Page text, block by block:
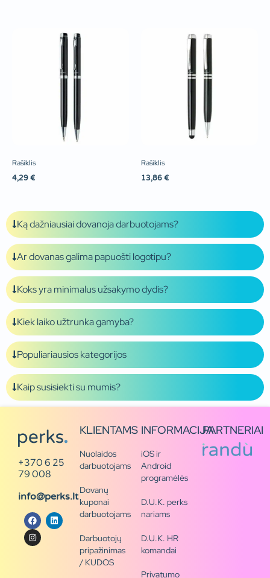
Rašiklis
4,29 €
Rašiklis
13,86 €
Ką dažniausiai dovanoja darbuotojams?
Ar dovanas galima papuošti logotipu?
Koks yra minimalus užsakymo dydis?
Kiek laiko užtrunka gamyba?
Populiariausios kategorijos
Kaip susisiekti su mumis?
+370 6 25
79 008
info@perks.lt
KLIENTAMS
Nuolaidos
darbuotojams
Dovanų
kuponai
darbuotojams
Darbuotojų
pripažinimas
/ KUDOS
INFORMACIJA
iOS ir
Android
programėlės
D.U.K. perks
nariams
D.U.K. HR
komandai
Privatumo
PARTNERIAI